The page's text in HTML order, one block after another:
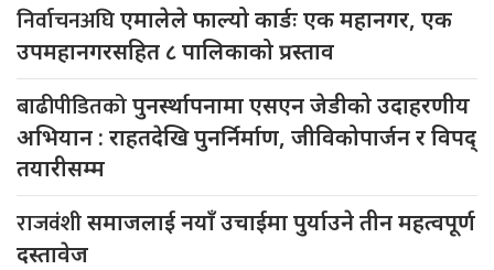
निर्वाचनअघिएमालेले फाल्यो कार्डः एक महानगर, एक
उपमहानगरसहित ८ पालिकाको प्रस्ताव
बाढीपीडितकोपुनर्स्थापनामा एसएन जेडीको उदाहरणीय
अभियान : राहतदेखि पुनर्निर्माण, जीविकोपार्जन र विपद्
तयारीसम्म
राजवंशीसमाजलाई नयाँ उचाईमा पुर्याउने तीन महत्वपूर्ण
दस्तावेज